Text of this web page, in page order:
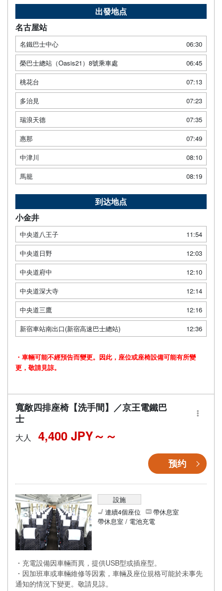
出發地点
名古屋站
名鐵巴士中心
06:30
榮巴士總站（Oasis21）8號乘車處
06:45
桃花台
07:13
多治見
07:23
瑞浪天德
07:35
惠那
07:49
中津川
08:10
馬籠
08:19
到达地点
小金井
中央道八王子
11:54
中央道日野
12:03
中央道府中
12:10
中央道深大寺
12:14
中央道三鷹
12:16
新宿車站南出口(新宿高速巴士總站)
12:36
・車輛可能不經預告而變更。因此，座位或座椅設備可能有所變
更，敬請見諒。
寬敞四排座椅【洗手間】／京王電鐵巴
士
大人 4,400 JPY～
预约
設施
連續4個座位
帶休息室
帶休息室 / 電池充電
・充電設備因車輛而異，提供USB型或插座型。
・因加班車或車輛維修等因素，車輛及座位規格可能於未事先
通知的情況下變更。敬請見諒。